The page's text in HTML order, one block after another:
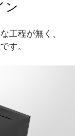
ン
工程が無く、
す。